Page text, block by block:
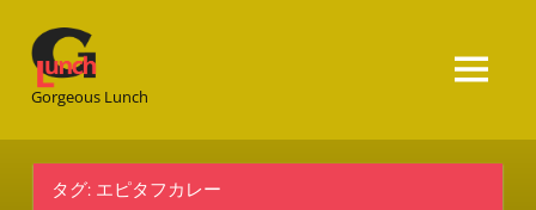
Gorgeous Lunch
タグ: エピタフカレー